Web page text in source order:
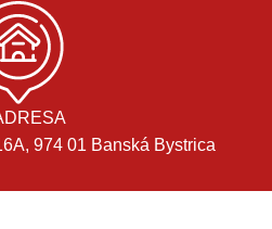
974 01 Banská Bystrica